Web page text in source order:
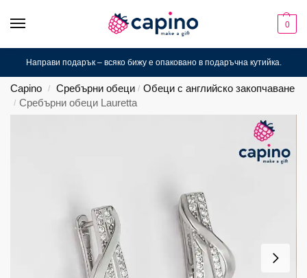
0
Направи подарък – всяко бижу е опаковано в подаръчна кутийка.
Capino / Сребърни обеци / Обеци с английско закопчаване
/ Сребърни обеци Lauretta